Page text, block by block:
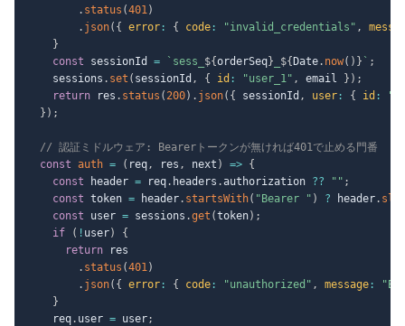
. status (401)
. json( { error : { code : "invalid_credentials" ,
}
const sessionId = ` sess_ ${orderSeq} ${ Date. now( ) } ` ;
    sessions
. set ( sessionId , { id : "user_1" , email } ) ;
return res . status ( 200) . json( { sessionId , user : { id :
} ) ;
// 認証ミドルウェア: Bearerトークンが無ければ401で止める門番
const auth = ( req, res , next ) => {
const header = req. headers .authorization ?? "" ;
const token = header. startsWith( "Bearer " ) ? header.
const user = sessions .get (token) ;
if
( ! user)
{
return res
. status (401)
. json( { error : { code : "unauthorized" , message :
}
    req
. user = user;